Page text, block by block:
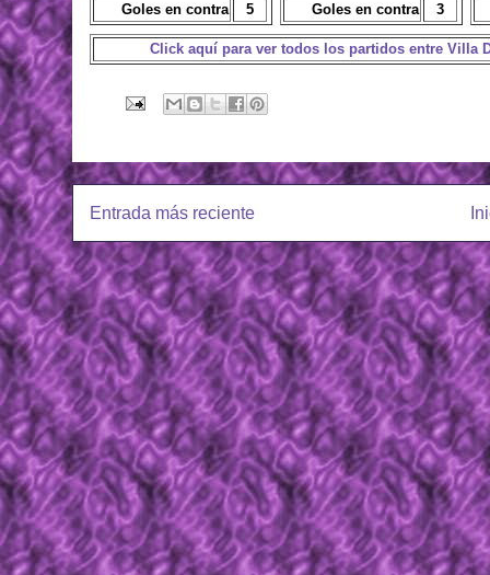
Goles en contra
5
Goles en contra
3
Click aquí para ver todos los partidos entre Villa
Entrada más reciente